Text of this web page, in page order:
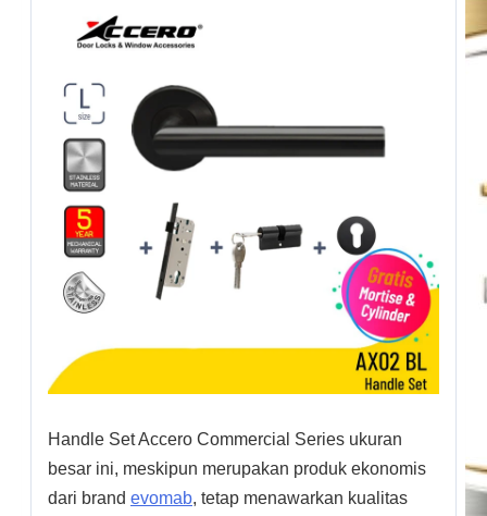
Handle Set Accero Commercial Series ukuran
besar ini, meskipun merupakan produk ekonomis
dari brand evomab, tetap menawarkan kualitas